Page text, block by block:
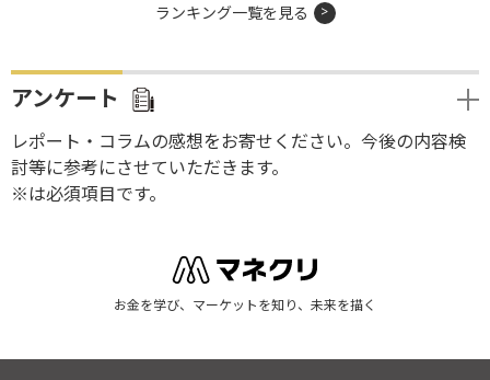
ランキング一覧を見る
アンケート
レポート・コラムの感想をお寄せください。今後の内容検
討等に参考にさせていただきます。
※は必須項目です。
お金を学び、マーケットを知り、未来を描く